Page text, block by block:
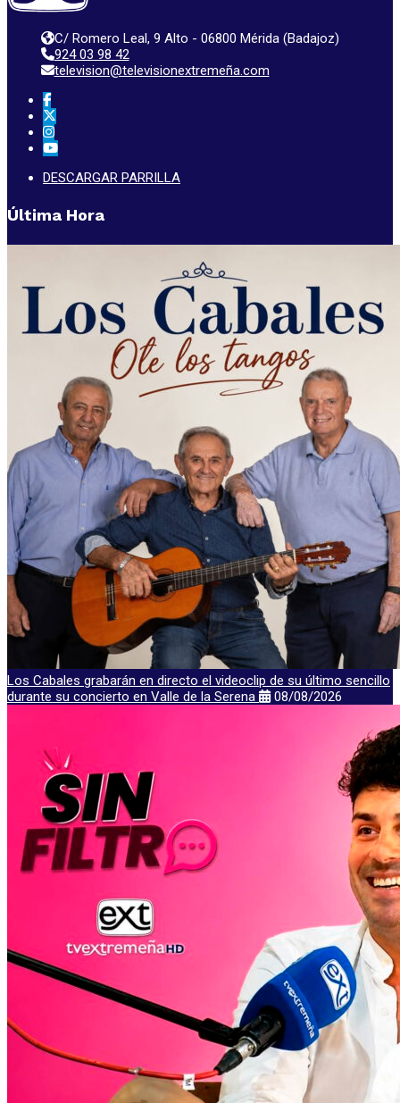
C/ Romero Leal, 9 Alto - 06800 Mérida (Badajoz)
924 03 98 42
television@televisionextremeña.com
DESCARGAR PARRILLA
Última Hora
Los Cabales grabarán en directo el videoclip de su último sencillo
durante su concierto en Valle de la Serena
08/08/2026